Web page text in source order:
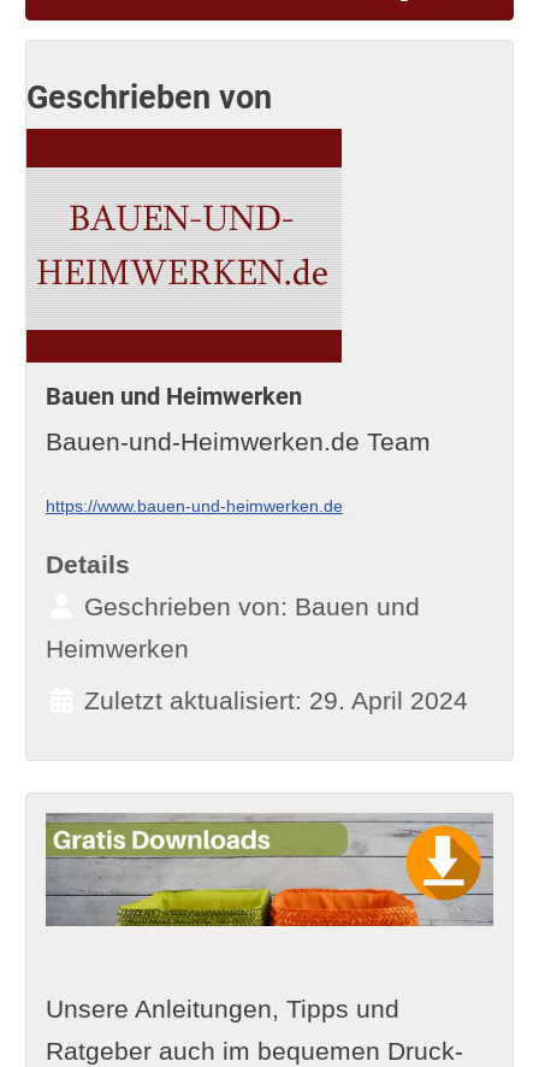
Geschrieben von
Bauen und Heimwerken
Bauen-und-Heimwerken.de Team
https://www.bauen-und-heimwerken.de
Details
Geschrieben von: Bauen und
Heimwerken
Zuletzt aktualisiert: 29. April 2024
Unsere Anleitungen, Tipps und
Ratgeber auch im bequemen Druck-